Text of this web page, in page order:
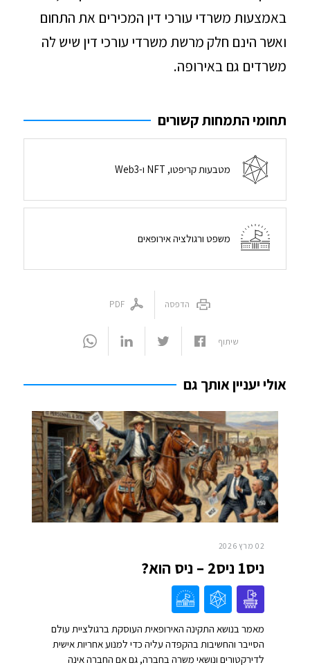
באמצעות משרדי עורכי דין המכירים את התחום
ואשר הינם חלק מרשת משרדי עורכי דין שיש לה
משרדים גם באירופה.
תחומי התמחות קשורים
מטבעות קריפטו, NFT ו-Web3
משפט ורגולציה אירופאים
הדפסה PDF
שיתוף
אולי יעניין אותך גם
02 מרץ 2026
ניס1 ניס2 – ניס הוא?
מאמר בנושא התקינה האירופאית העוסקת ברגולציית עולם
הסייבר והחשיבות בהקפדה עליה כדי למנוע אחריות אישית
לדירקטורים ונושאי משרה בחברה, גם אם החברה אינה